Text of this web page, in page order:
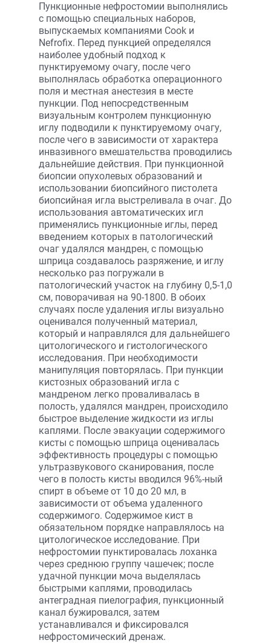
Пункционные нефростомии выполнялись
с помощью специальных наборов,
выпускаемых компаниями Cook и
Nefrofix. Перед пункцией определялся
наиболее удобный подход к
пунктируемому очагу, после чего
выполнялась обработка операционного
поля и местная анестезия в месте
пункции. Под непосредственным
визуальным контролем пункционную
иглу подводили к пунктируемому очагу,
после чего в зависимости от характера
инвазивного вмешательства проводились
дальнейшие действия. При пункционной
биопсии опухолевых образований и
использовании биопсийного пистолета
биопсийная игла выстреливала в очаг. До
использования автоматических игл
применялись пункционные иглы, перед
введением которых в патологический
очаг удалялся мандрен, с помощью
шприца создавалось разряжение, и иглу
несколько раз погружали в
патологический участок на глубину 0,5-1,0
см, поворачивая на 90-1800. В обоих
случаях после удаления иглы визуально
оценивался полученный материал,
который и направлялся для дальнейшего
цитологического и гистологического
исследования. При необходимости
манипуляция повторялась. При пункции
кистозных образований игла с
мандреном легко проваливалась в
полость, удалялся мандрен, происходило
быстрое выделение жидкости из иглы
каплями. После эвакуации содержимого
кисты с помощью шприца оценивалась
эффективность процедуры с помощью
ультразвукового сканирования, после
чего в полость кисты вводился 96%-ный
спирт в объеме от 10 до 20 мл, в
зависимости от объема удаленного
содержимого. Содержимое кист в
обязательном порядке направлялось на
цитологическое исследование. При
нефростомии пунктировалась лоханка
через среднюю группу чашечек; после
удачной пункции моча выделялась
быстрыми каплями, проводилась
антеградная пиелография, пункционный
канал бужировался, затем
устанавливался и фиксировался
нефростомический дренаж.